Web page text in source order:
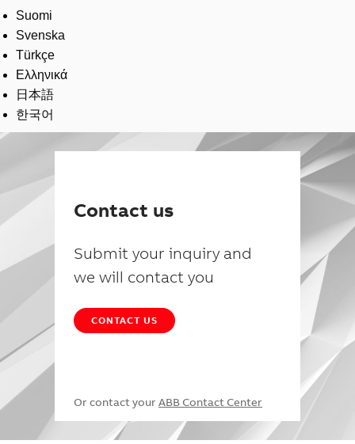
Suomi
Svenska
Türkçe
Ελληνικά
日本語
한국어
Contact us
Submit your inquiry and
we will contact you
CONTACT US
Or contact your ABB Contact Center